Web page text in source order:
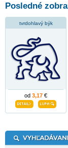
Posledné
tvrdohlavý býk
od 3,17 €